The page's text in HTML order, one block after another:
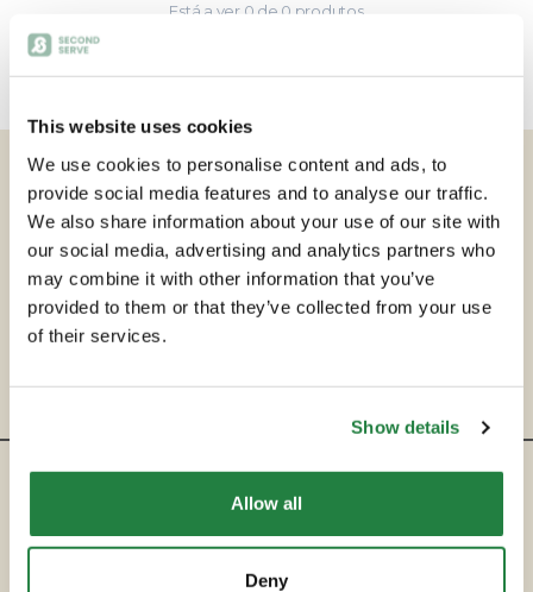
This website uses cookies
We use cookies to personalise content and ads, to
provide social media features and to analyse our traffic.
We also share information about your use of our site with
our social media, advertising and analytics partners who
may combine it with other information that you’ve
provided to them or that they’ve collected from your use
of their services.
Show details
Allow all
Deny
Está a ver 0 de 0 produtos
ENTRE EM CONTACTO
hello@secondservehotels.com